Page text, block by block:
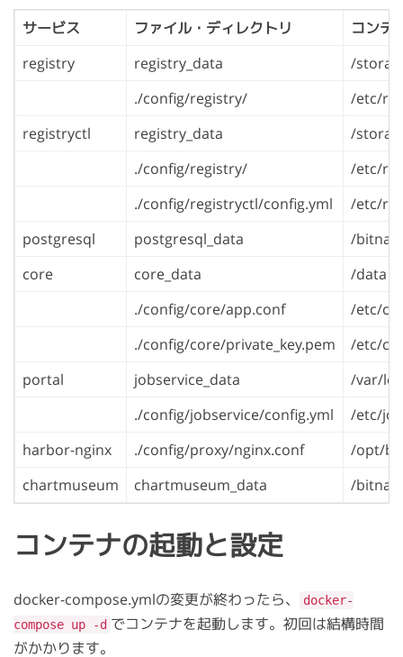
サービス ファイル・ディレクトリ コンテ
registry registry_data /
./config/registry/ /etc/
registryctl registry_data /
./config/registry/ /etc/
./config/registryctl/config.yml /etc/
postgresql postgresql_data /
core core_data /data
./config/core/app.conf /etc/
./config/core/private_key.pem /etc/
portal jobservice_data /var/
./config/jobservice/config.yml /etc/
harbor-nginx ./config/proxy/nginx.conf /opt/
chartmuseum chartmuseum_data /
コンテナの起動と設定
docker-compose.ymlの変更が終わったら、
docker-
compose up -d でコンテナを起動します。初回は結構時間
がかかります。